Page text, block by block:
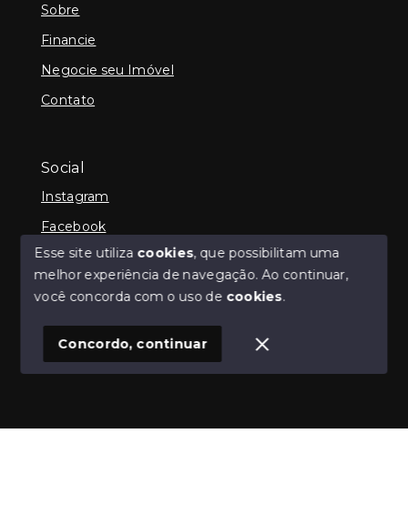
Sobre
Financie
Negocie seu Imóvel
Contato
Social
Instagram
Facebook
© Copyright 2026 - iCampos Imóveis - Todos os
SITE PARA IMOBILIARIA
Esse site utiliza cookies, que possibilitam uma
melhor experiência de navegação.Ao continuar,
você concorda com o uso de cookies.
Concordo, continuar